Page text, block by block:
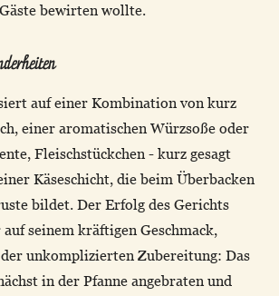
bewirten wollte.
auf einer Kombination von kurz
einer aromatischen Würzsoße oder
Fleischstückchen - kurz gesagt
Käseschicht, die beim Überbacken
bildet. Der Erfolg des Gerichts
seinem kräftigen Geschmack,
unkomplizierten Zubereitung: Das
in der Pfanne angebraten und